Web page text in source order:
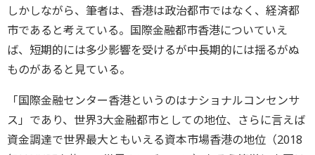
しかしながら、筆者は、香港は政治都市ではなく、経済都
市であると考えている。国際金融都市香港についていえ
ば、短期的には多少影響を受けるが中長期的には揺るがぬ
ものがあると見ている。
「国際金融センター香港というのはナショナルコンセンサ
ス」であり、世界3大金融都市としての地位、さらに言えば
資金調達で世界最大ともいえる資本市場香港の地位（2018